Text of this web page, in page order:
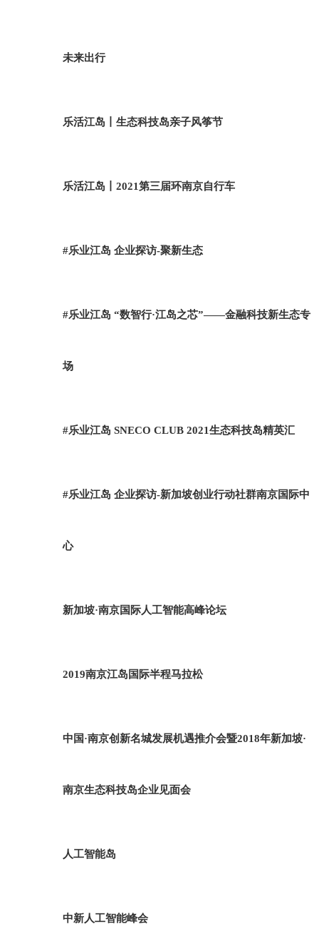
未来出行
乐活江岛丨生态科技岛亲子风筝节
乐活江岛丨2021第三届环南京自行车
#乐业江岛 企业探访-聚新生态
#乐业江岛 “数智行·江岛之芯”——金融科技新生态专
场
#乐业江岛 SNECO CLUB 2021生态科技岛精英汇
#乐业江岛 企业探访-新加坡创业行动社群南京国际中
心
新加坡·南京国际人工智能高峰论坛
2019南京江岛国际半程马拉松
中国·南京创新名城发展机遇推介会暨2018年新加坡·
南京生态科技岛企业见面会
人工智能岛
中新人工智能峰会